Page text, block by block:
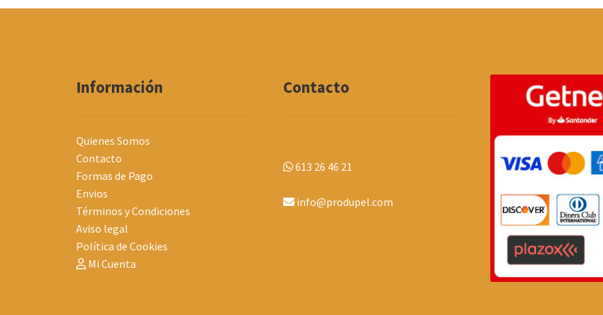
Información
Quienes Somos
Contacto
Formas de Pago
Envios
Términos y Condiciones
Aviso legal
Política de Cookies
Mi Cuenta
Contacto
613 26 46 21
info@produpel.com